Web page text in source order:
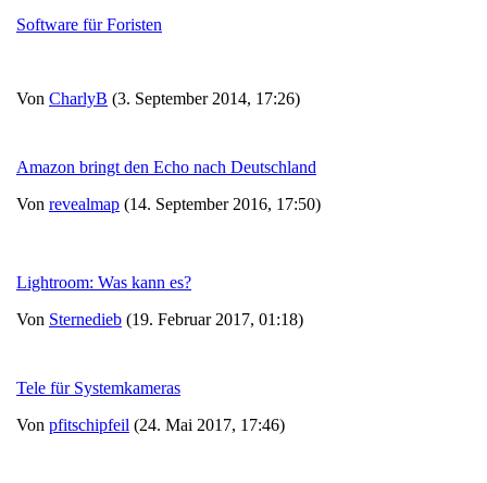
Software für Foristen
Von CharlyB (3. September 2014, 17:26)
Amazon bringt den Echo nach Deutschland
Von revealmap (14. September 2016, 17:50)
Lightroom: Was kann es?
Von Sternedieb (19. Februar 2017, 01:18)
Tele für Systemkameras
Von pfitschipfeil (24. Mai 2017, 17:46)